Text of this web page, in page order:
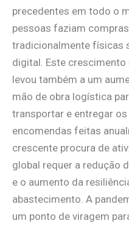
precedentes em todo o
pessoas faziam
tradicionalmente físicas
digital. Este
levou também a um
mão de obra logística
transportar e entregar
encomendas feitas
crescente procura de
global requer a redução
e o aumento da
abastecimento. A
um ponto de viragem